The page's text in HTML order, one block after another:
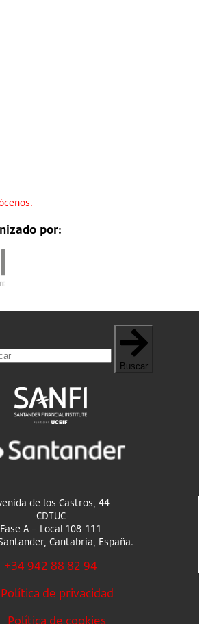
por:
Buscar
de los Castros, 44
-CDTUC-
Fase A – Local 108-111
Cantabria, España.
+34 942 88 82 94
Política de privacidad
Política de cookies